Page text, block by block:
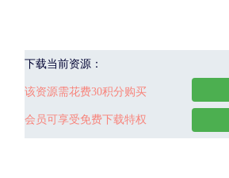
下载当前资源：
该资源需花费30积分购买
会员可享受免费下载特权